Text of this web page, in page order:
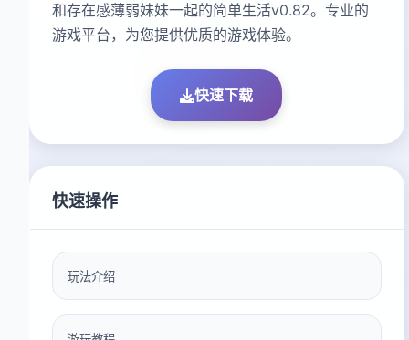
和存在感薄弱妹妹一起的简单生活v0.82。专业的
游戏平台，为您提供优质的游戏体验。
快速下载
快速操作
玩法介绍